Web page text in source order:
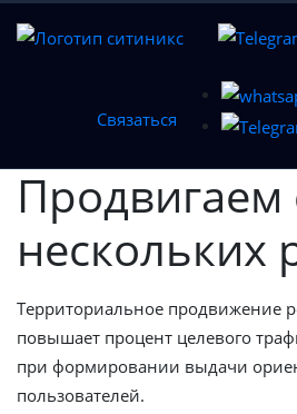
Связаться
Продвигаем
нескольких
Территориальное продвижение
повышает процент целевого
при формировании выдачи
пользователей.